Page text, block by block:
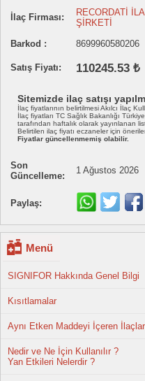
İlaç Firması:
RECORDATİ
ŞİRKETİ
Barkod :
8699960580206
Satış Fiyatı: 110245.53 ₺
Sitemizde ilaç satışı
İlaç fiyatlarının belirtilmesi Akılcı İlaç
İlaç fiyatları TC Sağlık Bakanlığı
tarafından haftalık olarak yayınlanan
Belirtilen ilaç fiyatı eczaneler için
Fiyatlar güncellenmemiş olabilir.
Son
Güncelleme:
1 Ağustos 2026
Paylaş:
Menü
SIGNIFOR Hakkında Genel Bilgi
Kısıtlamalar
Aynı Etken Maddeyi İçeren İlaçlar
Nedir ve Ne İçin Kullanılır ?
Yan Etkileri Nelerdir ?